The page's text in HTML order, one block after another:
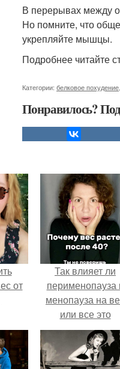
В перерывах между
Но помните, что
укрепляйте мышцы.
Подробнее читайте
Категории: белковое похудение
Понравилось?
от
Так влияет ли
перименопауза
менопауза на
или все это
ерунда?